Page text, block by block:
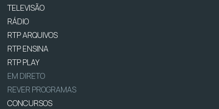
TELEVISÃO
RÁDIO
RTP ARQUIVOS
RTP ENSINA
RTP PLAY
EM DIRETO
REVER PROGRAMAS
CONCURSOS